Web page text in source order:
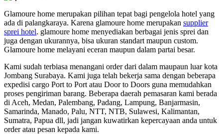
Glamoure home merupakan pilihan tepat bagi pengelola hotel yang
ada di palangkaraya. Karena glamoure home merupakan supplier
sprei hotel. glamoure home menyediakan berbagai jenis sprei dan
juga dengan ukurannya, bisa ukuran standart maupun custom.
Glamoure home melayani eceran maupun dalam partai besar.
Kami sudah terbiasa menangani order dari dalam maupaun luar kota
Jombang Surabaya. Kami juga telah bekerja sama dengan beberapa
expedisi cargo Port to Port atau Door to Doors guna memudahkan
proses pengiriman barang. Beberapa daerah pemasaran kami berada
di Aceh, Medan, Palembang, Padang, Lampung, Banjarmasin,
Samarinda, Manado, Palu, NTT, NTB, Sulawesi, Kalimantan,
Sumatra, Papua dll, jadi jangan kuwatirkan kepercayaan anda untuk
order atau pesan kepada kami.